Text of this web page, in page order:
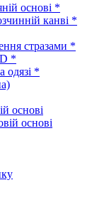
основі *
канві *
стразами *
*
одязі *
основі
основі